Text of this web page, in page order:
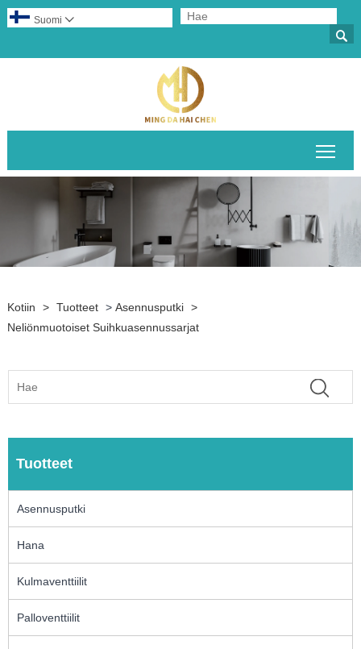

Suomi 
Kotiin > Tuotteet > Asennusputki >
Neliönmuotoiset Suihkuasennussarjat
Tuotteet
Asennusputki
Hana
Kulmaventtiilit
Palloventtiilit